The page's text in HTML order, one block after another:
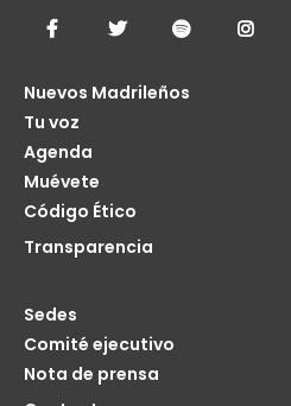
Nuevos Madrileños
Tu voz
Agenda
Muévete
Código Ético
Transparencia
Sedes
Comité ejecutivo
Nota de prensa